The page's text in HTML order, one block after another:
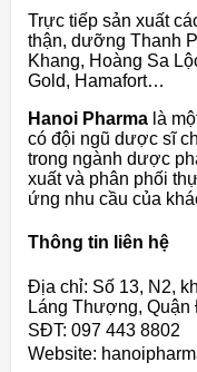
Trực tiếp sản xuất
thận, dưỡng Thanh
Khang, Hoàng Sa
Gold, Hamafort…
Hanoi Pharma là
có đội ngũ dược sĩ
trong ngành dược
xuất và phân phối
ứng nhu cầu của
Thông tin liên hệ
Địa chỉ: Số 13, N2,
Láng Thượng,
SĐT: 097 443 8802
Website: